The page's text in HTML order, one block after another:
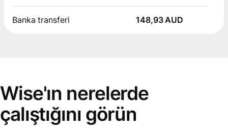
Banka transferi 148,93 AUD
Wise'ın nerelerde
çalıştığını görün